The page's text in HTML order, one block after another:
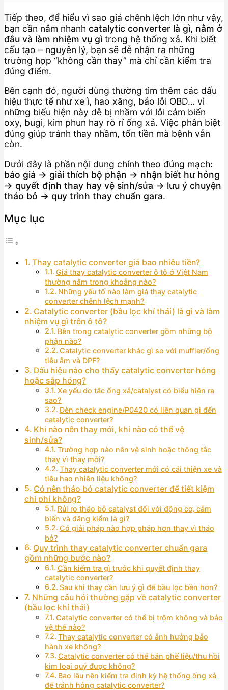
Tiếp theo, để hiểu vì sao giá chênh lệch lớn như vậy,
bạn cần nắm nhanh catalytic converter là gì, nằm ở
đâu và làm nhiệm vụ gì trong hệ thống xả. Khi biết
cấu tạo – nguyên lý, bạn sẽ dễ nhận ra những
trường hợp “không cần thay” mà chỉ cần kiểm tra
đúng điểm.
Bên cạnh đó, người dùng thường tìm thêm các dấu
hiệu thực tế như xe ì, hao xăng, báo lỗi OBD… vì
những biểu hiện này dễ bị nhầm với lỗi cảm biến
oxy, bugi, kim phun hay rò rỉ ống xả. Việc phân biệt
đúng giúp tránh thay nhầm, tốn tiền mà bệnh vẫn
còn.
Dưới đây là phần nội dung chính theo đúng mạch:
báo giá → giải thích bộ phận → nhận biết hư hỏng
→ quyết định thay hay vệ sinh/sửa → lưu ý chuyện
tháo bỏ → quy trình thay chuẩn gara.
Mục lục
Thay catalytic converter giá bao nhiêu tiền?
Giá thay catalytic converter ô tô ở Việt Nam
thường nằm trong khoảng nào?
Những yếu tố nào làm giá thay catalytic
converter chênh lệch mạnh?
Catalytic converter (bầu lọc khí thải) là gì và làm
nhiệm vụ gì trên ô tô?
Bên trong catalytic converter gồm những bộ
phận nào?
Catalytic converter khác gì so với muffler/ống
tiêu âm và DPF?
Dấu hiệu nào cho thấy catalytic converter hỏng
hoặc sắp hỏng?
Xe yếu do tắc ống xả/catalyst có biểu hiện ra
sao?
Đèn check engine/P0420 có liên quan gì đến
catalytic converter?
Khi nào nên thay mới, khi nào có thể vệ
sinh/sửa?
Trường hợp nào nên vệ sinh hoặc thông tắc
thay vì thay mới?
Thay catalytic converter mới có cải thiện xe và
tiêu hao nhiên liệu không?
Có nên tháo bỏ catalytic converter để tiết kiệm
chi phí không?
Rủi ro tháo bỏ catalyst đối với động cơ, cảm
biến và đăng kiểm là gì?
Có giải pháp nào hợp pháp hơn thay vì tháo
bỏ?
Quy trình thay catalytic converter chuẩn gara
gồm những bước nào?
Cần kiểm tra gì trước khi quyết định thay
catalytic converter?
Sau khi thay cần lưu ý gì để bầu lọc bền hơn?
Những câu hỏi thường gặp về catalytic converter
(bầu lọc khí thải)
Catalytic converter có thể bị trộm không và bảo
vệ thế nào?
Thay catalytic converter có ảnh hưởng bảo
hành xe không?
Catalytic converter có thể bán phế liệu/thu hồi
kim loại quý được không?
Bao lâu nên kiểm tra định kỳ hệ thống ống xả
để tránh hỏng catalytic converter?